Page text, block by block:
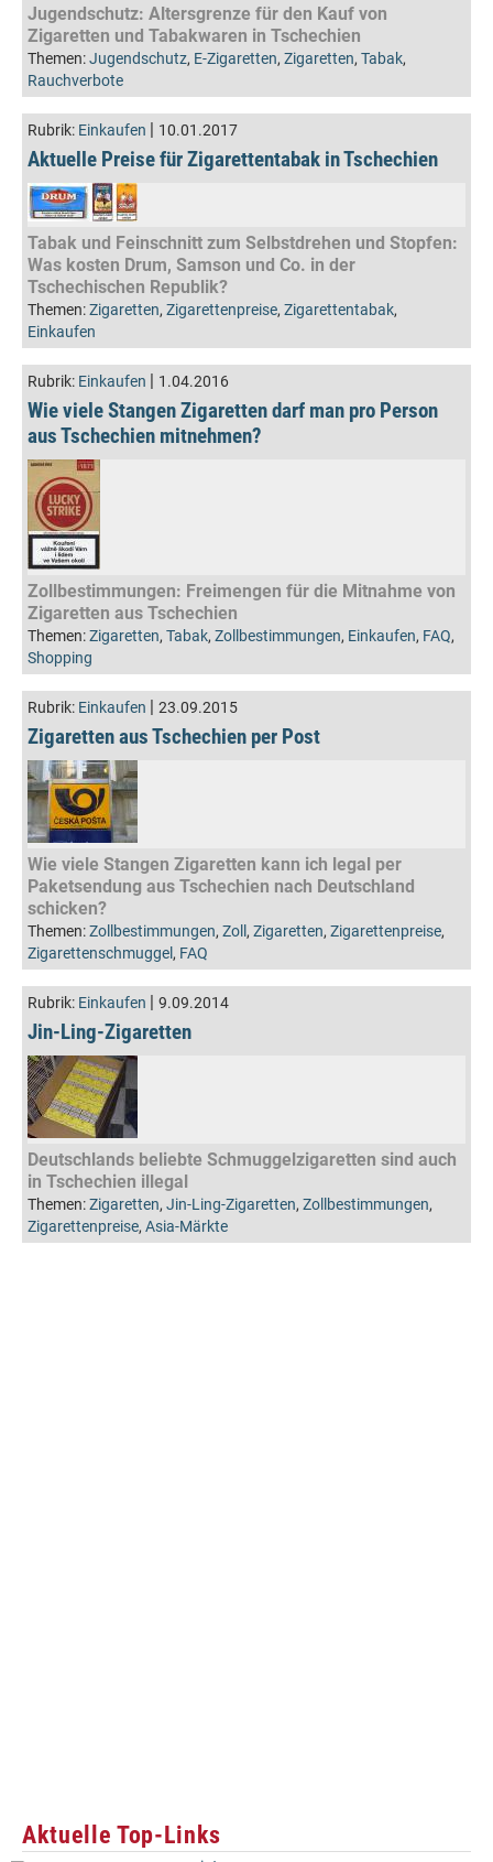
Jugendschutz: Altersgrenze für den Kauf von
Zigaretten und Tabakwaren in Tschechien
Themen:Jugendschutz, E-Zigaretten, Zigaretten, Tabak,
Rauchverbote
Rubrik: Einkaufen | 10.01.2017
Aktuelle Preise für Zigarettentabak in Tschechien
Tabak und Feinschnitt zum Selbstdrehen und Stopfen:
Was kosten Drum, Samson und Co. in der
Tschechischen Republik?
Themen:Zigaretten, Zigarettenpreise, Zigarettentabak,
Einkaufen
Rubrik: Einkaufen | 1.04.2016
Wie viele Stangen Zigaretten darf man pro Person
aus Tschechien mitnehmen?
Zollbestimmungen: Freimengen für die Mitnahme von
Zigaretten aus Tschechien
Themen:Zigaretten, Tabak, Zollbestimmungen, Einkaufen, FAQ,
Shopping
Rubrik: Einkaufen | 23.09.2015
Zigaretten aus Tschechien per Post
Wie viele Stangen Zigaretten kann ich legal per
Paketsendung aus Tschechien nach Deutschland
schicken?
Themen:Zollbestimmungen, Zoll , Zigaretten, Zigarettenpreise,
Zigarettenschmuggel, FAQ
Rubrik: Einkaufen | 9.09.2014
Jin-Ling-Zigaretten
Deutschlands beliebte Schmuggelzigaretten sind auch
in Tschechien illegal
Themen:Zigaretten, Jin-Ling-Zigaretten, Zollbestimmungen,
Zigarettenpreise, Asia-Märkte
Aktuelle Top-Links